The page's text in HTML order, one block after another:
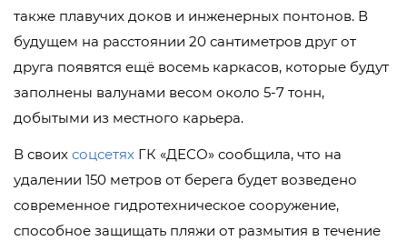
также плавучих доков и инженерных понтонов. В
будущем на расстоянии 20 сантиметров друг от
друга появятся ещё восемь каркасов, которые будут
заполнены валунами весом около 5-7 тонн,
добытыми из местного карьера.
В своих соцсетях ГК «ДЕСО» сообщила, что на
удалении 150 метров от берега будет возведено
современное гидротехническое сооружение,
способное защищать пляжи от размытия в течение